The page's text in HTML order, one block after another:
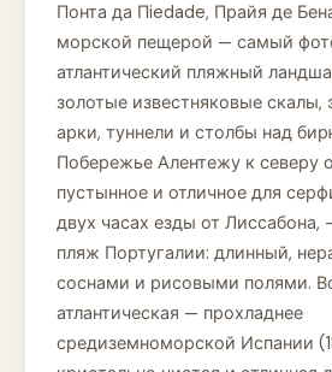
Понта да Пiedade, Прайя де
морской пещерой — самый
атлантический пляжный
золотые известняковые скалы,
арки, туннели и столбы над
Побережье Алентежу к северу
пустынное и отличное для
двух часах езды от
пляж Португалии: длинный,
соснами и рисовыми полями.
атлантическая — прохладнее
средиземноморской Испании